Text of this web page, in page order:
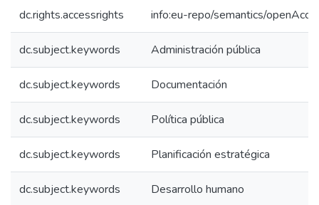
dc.rights.accessrights info:eu-repo/semantics/
dc.subject.keywords Administración pública
dc.subject.keywords Documentación
dc.subject.keywords Política pública
dc.subject.keywords Planificación estratégica
dc.subject.keywords Desarrollo humano